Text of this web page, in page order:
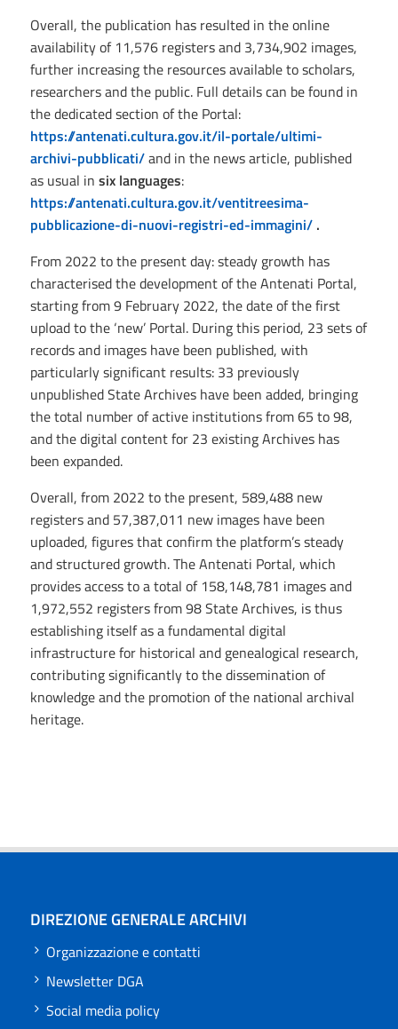
Overall, the publication has resulted in the online
availability of 11,576 registers and 3,734,902 images,
further increasing the resources available to scholars,
researchers and the public. Full details can be found in
the dedicated section of the Portal:
https://antenati.cultura.gov.it/il-portale/ultimi-
archivi-pubblicati/and in the news article, published
as usual in six languages:
https://antenati.cultura.gov.it/ventitreesima-
pubblicazione-di-nuovi-registri-ed-immagini/.
From 2022 to the present day: steady growth has
characterised the development of the Antenati Portal,
starting from 9 February 2022, the date of the first
upload to the ‘new’ Portal. During this period, 23 sets of
records and images have been published, with
particularly significant results: 33 previously
unpublished State Archives have been added, bringing
the total number of active institutions from 65 to 98,
and the digital content for 23 existing Archives has
been expanded.
Overall, from 2022 to the present, 589,488 new
registers and 57,387,011 new images have been
uploaded, figures that confirm the platform’s steady
and structured growth. The Antenati Portal, which
provides access to a total of 158,148,781 images and
1,972,552 registers from 98 State Archives, is thus
establishing itself as a fundamental digital
infrastructure for historical and genealogical research,
contributing significantly to the dissemination of
knowledge and the promotion of the national archival
heritage.
DIREZIONE GENERALE ARCHIVI
Organizzazione e contatti
Newsletter DGA
Social media policy